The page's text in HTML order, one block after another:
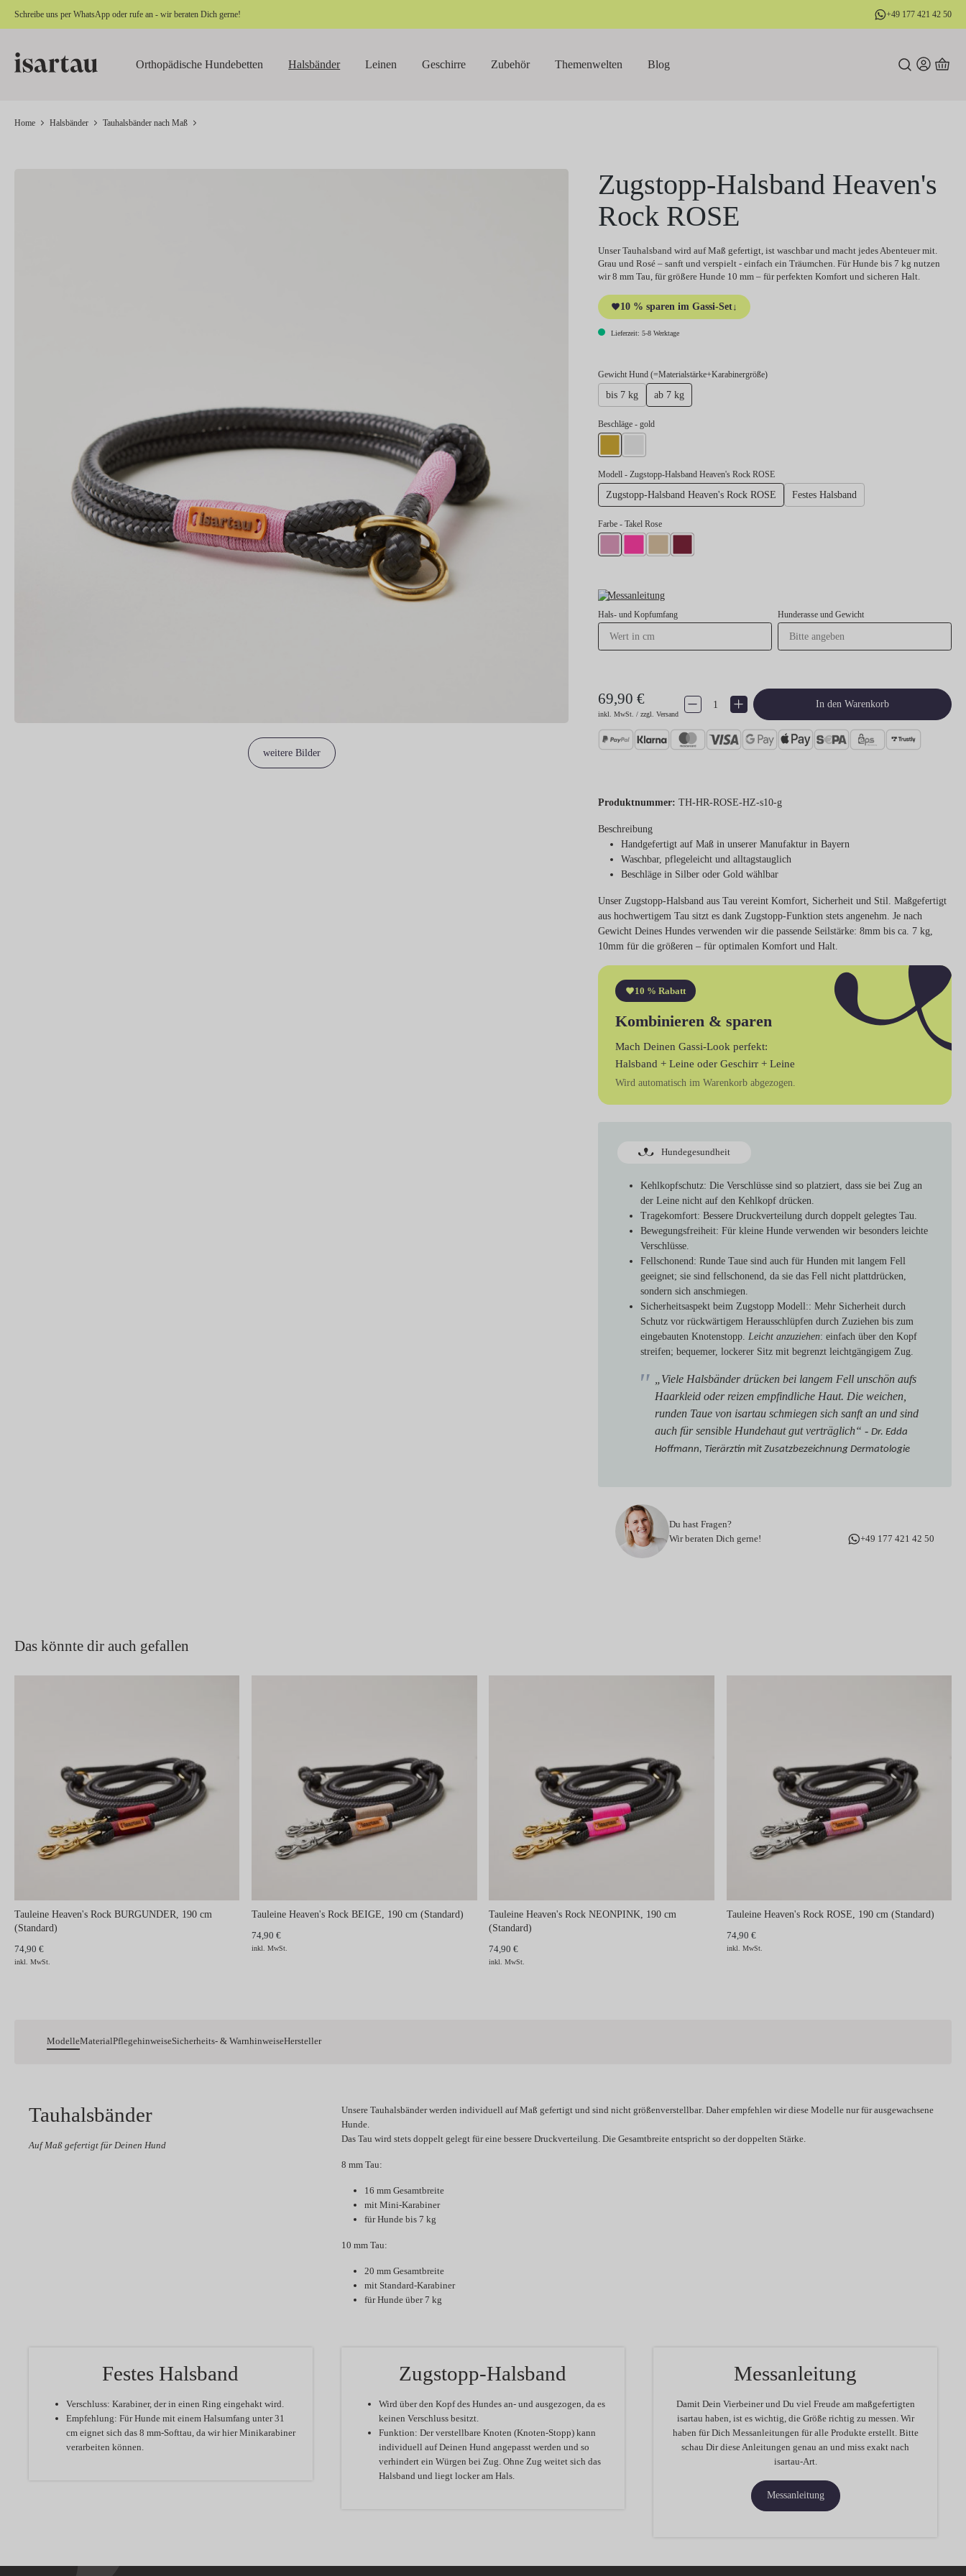
Zur Hauptnavigation springen
Schreibe uns per WhatsApp oder rufe an - wir beraten Dich gerne! +49 177 421 42 50
Orthopädische Hundebetten Halsbänder Leinen Geschirre Zubehör Themenwelten Blog
Home Halsbänder Tauhalsbänder nach Maß
weitere Bilder
Zugstopp-Halsband Heaven's
Rock ROSE
Unser Tauhalsband wird auf Maß gefertigt, ist waschbar und macht jedes Abenteuer mit.
Grau und Rosé – sanft und verspielt - einfach ein Träumchen. Für Hunde bis 7 kg nutzen
wir 8 mm Tau, für größere Hunde 10 mm – für perfekten Komfort und sicheren Halt.
10 % sparen im Gassi-Set↓
Lieferzeit: 5-8 Werktage
Gewicht Hund (=Materialstärke+Karabinergröße)auswählen
bis 7 kg ab 7 kg
Beschlägeauswählen
- gold
gold
Modell - Zugstopp-Halsband Heaven's Rock ROSE
Zugstopp-Halsband Heaven's Rock ROSE Festes Halsband
Farbe - Takel Rose
Messanleitung
Hals- und Kopfumfang Hunderasse und Gewicht
69,90 €
inkl. MwSt. / zzgl. Versand
Produkt Anzahl: Gib den gewünschten Wert ein oder benutze die Schaltflächen
In den Warenkorb
Produktnummer: TH-HR-ROSE-HZ-s10-g
Beschreibung
Handgefertigt auf Maß in unserer Manufaktur in Bayern
Waschbar, pflegeleicht und alltagstauglich
Beschläge in Silber oder Gold wählbar
Unser Zugstopp-Halsband aus Tau vereint Komfort, Sicherheit und Stil. Maßgefertigt
aus hochwertigem Tau sitzt es dank Zugstopp-Funktion stets angenehm. Je nach
Gewicht Deines Hundes verwenden wir die passende Seilstärke: 8mm bis ca. 7 kg,
10mm für die größeren – für optimalen Komfort und Halt.
10 % Rabatt
Kombinieren & sparen
Mach Deinen Gassi-Look perfekt:
Halsband + Leine oder Geschirr + Leine
Wird automatisch im Warenkorb abgezogen.
Hundegesundheit
Kehlkopfschutz: Die Verschlüsse sind so platziert, dass sie bei Zug an
der Leine nicht auf den Kehlkopf drücken.
Tragekomfort: Bessere Druckverteilung durch doppelt gelegtes Tau.
Bewegungsfreiheit: Für kleine Hunde verwenden wir besonders leichte
Verschlüsse.
Fellschonend: Runde Taue sind auch für Hunden mit langem Fell
geeignet; sie sind fellschonend, da sie das Fell nicht plattdrücken,
sondern sich anschmiegen.
Sicherheitsaspekt beim Zugstopp Modell:: Mehr Sicherheit durch
Schutz vor rückwärtigem Herausschlüpfen durch Zuziehen bis zum
eingebauten Knotenstopp. Leicht anzuziehen: einfach über den Kopf
streifen; bequemer, lockerer Sitz mit begrenzt leichtgängigem Zug.
„Viele Halsbänder drücken bei langem Fell unschön aufs
Haarkleid oder reizen empfindliche Haut. Die weichen,
runden Taue von isartau schmiegen sich sanft an und sind
auch für sensible Hundehaut gut verträglich“ - Dr. Edda
Hoffmann, Tierärztin mit Zusatzbezeichnung Dermatologie
Du hast Fragen?
Wir beraten Dich gerne!
+49 177 421 42 50
Das könnte dir auch gefallen
Tauleine Heaven's Rock BURGUNDER, 190 cm
(Standard)
74,90 €
inkl. MwSt.
Tauleine Heaven's Rock BEIGE, 190 cm (Standard)
74,90 €
inkl. MwSt.
Tauleine Heaven's Rock NEONPINK, 190 cm
(Standard)
74,90 €
inkl. MwSt.
Tauleine Heaven's Rock ROSE, 190 cm (Standard)
74,90 €
inkl. MwSt.
ModelleMaterialPflegehinweiseSicherheits- & WarnhinweiseHersteller
Tauhalsbänder
Auf Maß gefertigt für Deinen Hund
Unsere Tauhalsbänder werden individuell auf Maß gefertigtund sind nicht größenverstellbar. Daher empfehlen wir diese Modelle nur für ausgewachsene
Hunde.
Das Tau wird stets doppelt gelegt für eine bessere Druckverteilung. Die Gesamtbreite entspricht so der doppelten Stärke.
8 mm Tau:
16 mm Gesamtbreite
mit Mini-Karabiner
für Hunde bis 7 kg
10 mm Tau:
20 mm Gesamtbreite
mit Standard-Karabiner
für Hunde über 7 kg
Festes Halsband
Verschluss: Karabiner, der in einen Ring eingehakt wird.
Empfehlung: Für Hunde mit einem Halsumfang unter 31
cm eignet sich das 8 mm-Softtau, da wir hier Minikarabiner
verarbeiten können.
Zugstopp-Halsband
Wird über den Kopf des Hundes an- und ausgezogen, da es
keinen Verschluss besitzt.
Funktion: Der verstellbare Knoten (Knoten-Stopp) kann
individuell auf Deinen Hund angepasst werden und so
verhindert ein Würgen bei Zug. Ohne Zug weitet sich das
Halsband und liegt locker am Hals.
Messanleitung
Damit Dein Vierbeiner und Du viel Freude am maßgefertigten
isartau haben, ist es wichtig, die Größe richtig zu messen. Wir
haben für Dich Messanleitungen für alle Produkte erstellt. Bitte
schau Dir diese Anleitungen genau an und miss exakt nach
isartau-Art.
Messanleitung